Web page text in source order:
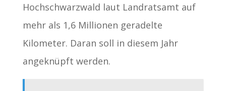
Hochschwarzwald laut Landratsamt auf
mehr als 1,6 Millionen geradelte
Kilometer. Daran soll in diesem Jahr
angeknüpft werden.